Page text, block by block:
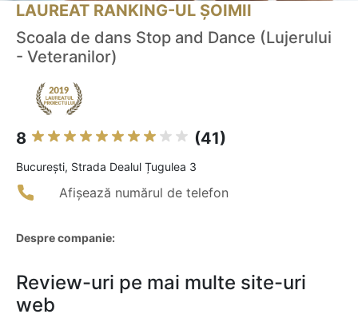
LAUREAT RANKING-UL ȘOIMII
Scoala de dans Stop and Dance (Lujerului
- Veteranilor)
8 (41)
Bucureşti, Strada Dealul Țugulea 3
Afișează numărul de telefon
Despre companie:
Review-uri pe mai multe site-uri
web